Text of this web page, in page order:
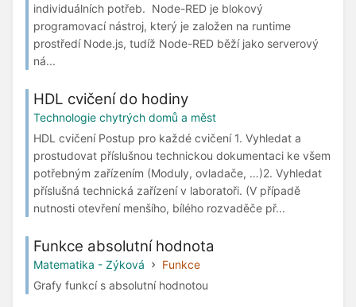
individuálních potřeb. Node-RED je blokový
programovací nástroj, který je založen na runtime
prostředí Node.js, tudíž Node-RED běží jako serverový
ná...
HDL cvičení do hodiny
Technologie chytrých domů a měst
HDL cvičení Postup pro každé cvičení 1. Vyhledat a
prostudovat příslušnou technickou dokumentaci ke všem
potřebným zařízením (Moduly, ovladače, …)2. Vyhledat
příslušná technická zařízení v laboratoři. (V případě
nutnosti otevření menšího, bílého rozvaděče př...
Funkce absolutní hodnota
Matematika - Zýková
Funkce
Grafy funkcí s absolutní hodnotou